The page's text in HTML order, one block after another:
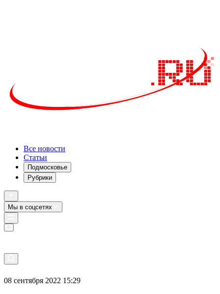
Все новости
Статьи
Подмосковье
Рубрики
Мы в соцсетях
08 сентября 2022 15:29